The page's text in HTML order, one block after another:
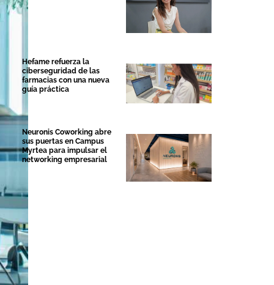
Hefame refuerza la
ciberseguridad de las
farmacias con una nueva
guía práctica
Neuronis Coworking abre
sus puertas en Campus
Myrtea para impulsar el
networking empresarial